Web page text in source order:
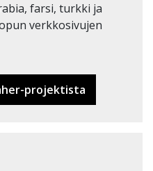
farsi, turkki ja
verkkosivujen
projektista